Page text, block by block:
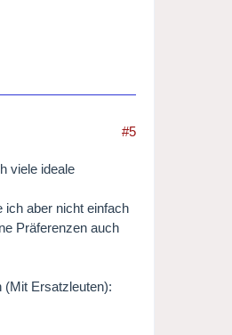
#5
viele ideale
ich aber nicht einfach
Präferenzen auch
Ersatzleuten):